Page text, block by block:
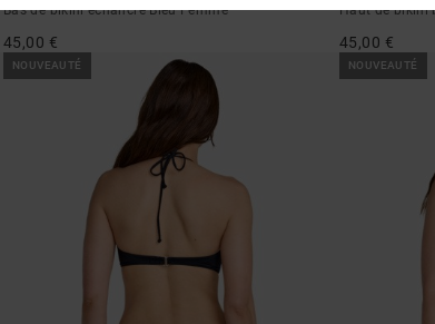
Bas de bikini échancré Bleu Femme
45,00 €
Haut de bikini
45,00 €
NOUVEAUTÉ NOUVEAUTÉ